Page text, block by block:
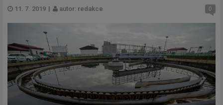
11. 7. 2019 | autor: redakce 0